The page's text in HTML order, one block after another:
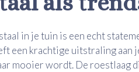
in je tuin is een echt
een krachtige uitstraling aan
mooier wordt. De roestlaag